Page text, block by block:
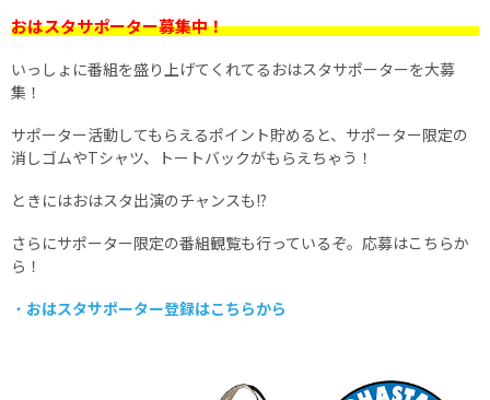
おはスタサポーター募集中！
いっしょに番組を盛り上げてくれてるおはスタサポーターを大募
集！
サポーター活動してもらえるポイント貯めると、サポーター限定の
消しゴムやTシャツ、トートバックがもらえちゃう！
ときにはおはスタ出演のチャンスも!?
さらにサポーター限定の番組観覧も行っているぞ。応募はこちらか
ら！
・ おはスタサポーター登録はこちらから